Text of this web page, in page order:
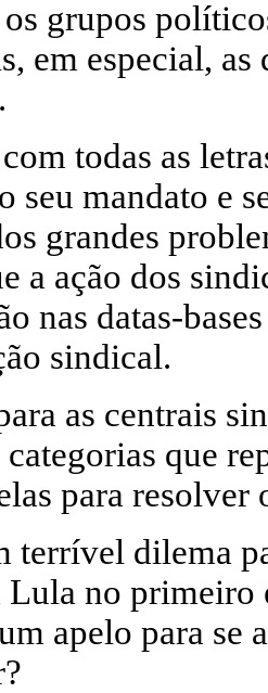
grupos
em especial,
todas as
seu mandato e
grandes
a ação dos
nas datas-
sindical.
as centrais
que
para resolver
terrível dilema
Lula no primeiro
apelo para se